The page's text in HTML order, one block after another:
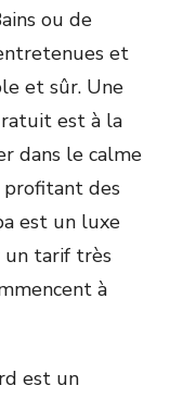
ou de
et
et sûr. Une
est à la
dans le calme
des
est un luxe
un tarif très
à
est un